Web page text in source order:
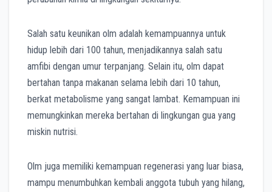
Salah satu keunikan olm adalah kemampuannya untuk
hidup lebih dari 100 tahun, menjadikannya salah satu
amfibi dengan umur terpanjang. Selain itu, olm dapat
bertahan tanpa makanan selama lebih dari 10 tahun,
berkat metabolisme yang sangat lambat. Kemampuan ini
memungkinkan mereka bertahan di lingkungan gua yang
miskin nutrisi.
Olm juga memiliki kemampuan regenerasi yang luar biasa,
mampu menumbuhkan kembali anggota tubuh yang hilang,